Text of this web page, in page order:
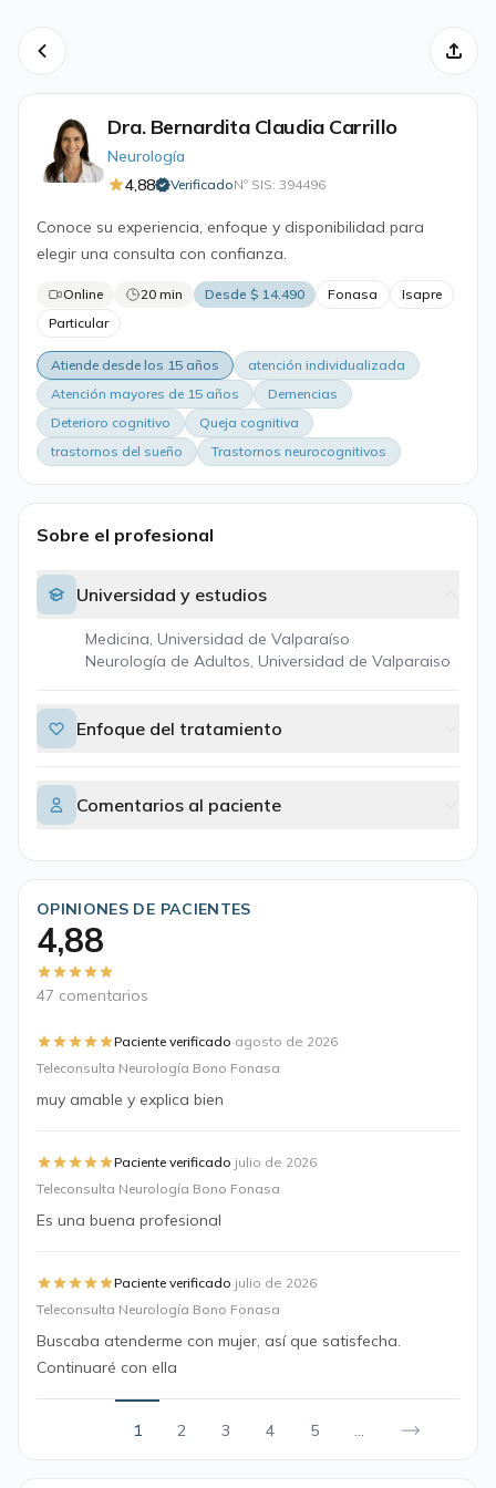
Dra. Bernardita Claudia Carrillo
Neurología
4,88
VerificadoNº SIS: 394496·
Conoce su experiencia, enfoque y disponibilidad para
elegir una consulta con confianza.
Online 20 min Desde $ 14.490 Fonasa
Isapre
Particular
Atiende desde los 15 años
atención individualizada
Atención mayores de 15 años
Demencias
Deterioro cognitivo
Queja cognitiva
trastornos del sueño
Trastornos neurocognitivos
Sobre el profesional
Universidad y estudios
Medicina, Universidad de Valparaíso
Neurología de Adultos, Universidad de Valparaiso
Enfoque del tratamiento
Comentarios al paciente
OPINIONES DE PACIENTES
4,88
47 comentarios
Paciente verificado·agosto de 2026
Teleconsulta Neurología Bono Fonasa
muy amable y explica bien
Paciente verificado·julio de 2026
Teleconsulta Neurología Bono Fonasa
Es una buena profesional
Paciente verificado·julio de 2026
Teleconsulta Neurología Bono Fonasa
Buscaba atenderme con mujer, así que satisfecha.
Continuaré con ella
1 2 3 4 5 ...